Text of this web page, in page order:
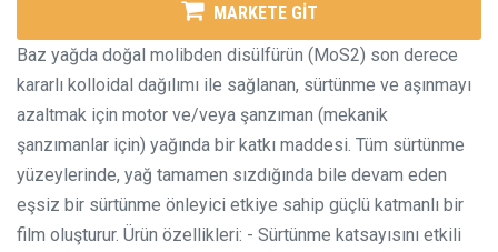
MARKETE GİT
Baz yağda doğal molibden disülfürün (MoS2) son derece
kararlı kolloidal dağılımı ile sağlanan, sürtünme ve aşınmayı
azaltmak için motor ve/veya şanzıman (mekanik
şanzımanlar için) yağında bir katkı maddesi. Tüm sürtünme
yüzeylerinde, yağ tamamen sızdığında bile devam eden
eşsiz bir sürtünme önleyici etkiye sahip güçlü katmanlı bir
film oluşturur. Ürün özellikleri: - Sürtünme katsayısını etkili